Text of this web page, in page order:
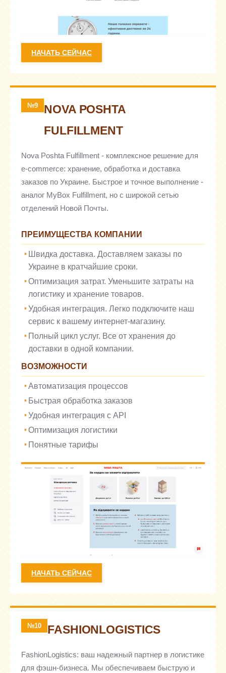
НАЧАТЬ СЕЙЧАС
№9
NOVA POSHTA
FULFILLMENT
Nova Poshta Fulfillment - комплексное решение для
e-commerce: хранение, обработка и доставка
заказов по Украине. Быстрое и точное выполнение -
аналог MyBox Fulfillment, но с широкой сетью
отделений Новой Почты.
ПРЕИМУЩЕСТВА КОМПАНИИ
Швидка доставка. Доставляем заказы по
Украине в кратчайшие сроки.
Оптимизация затрат. Уменьшите затраты на
логистику и хранение товаров.
Удобная интеграция. Легко подключите наш
сервис к вашему интернет-магазину.
Полный цикл услуг. Все от хранения до
доставки в одной компании.
ВОЗМОЖНОСТИ
Автоматизация процессов
Быстрая обработка заказов
Удобная интеграция с API
Оптимизация логистики
Понятные тарифы
НАЧАТЬ СЕЙЧАС
№10 FASHIONLOGISTICS
FashionLogistics: ваш надежный партнер в логистике
для фэшн-бизнеса. Мы обеспечиваем быструю и